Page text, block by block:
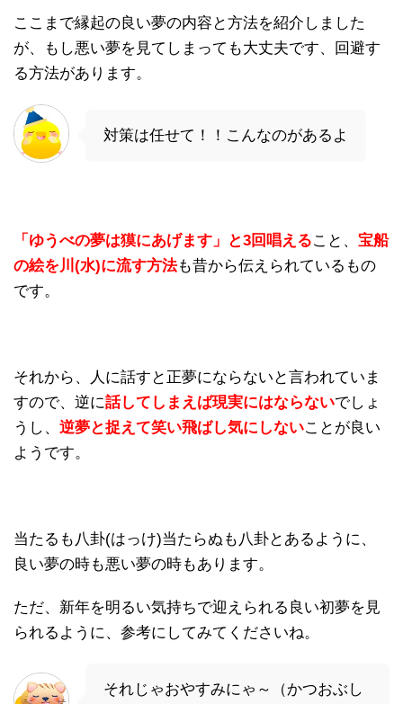
ここまで縁起の良い夢の内容と方法を紹介しました
が、もし悪い夢を見てしまっても大丈夫です、回避す
る方法があります。
対策は任せて！！こんなのがあるよ
「ゆうべの夢は獏にあげます」と3回唱えること、 宝船
の絵を川(水)に流す方法も昔から伝えられているもの
です。
それから、人に話すと正夢にならないと言われていま
すので、逆に話してしまえば現実にはならないでしょ
うし、 逆夢と捉えて笑い飛ばし気にしないことが良い
ようです。
当たるも八卦(はっけ)当たらぬも八卦とあるように、
良い夢の時も悪い夢の時もあります。
ただ、新年を明るい気持ちで迎えられる良い初夢を見
られるように、参考にしてみてくださいね。
それじゃおやすみにゃ～（かつおぶし